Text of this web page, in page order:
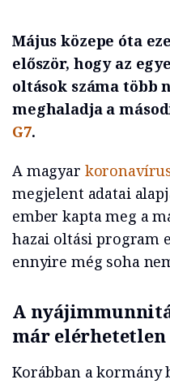
Május közepe óta
először, hogy az
oltások száma több
meghaladja a
G7.
A magyar
megjelent adatai
ember kapta meg a
hazai oltási program
ennyire még soha
A
már elérhetetlen
Korábban a kormány